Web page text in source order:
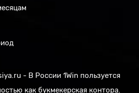
- В России 1Win пользуется
как букмекерская контора.